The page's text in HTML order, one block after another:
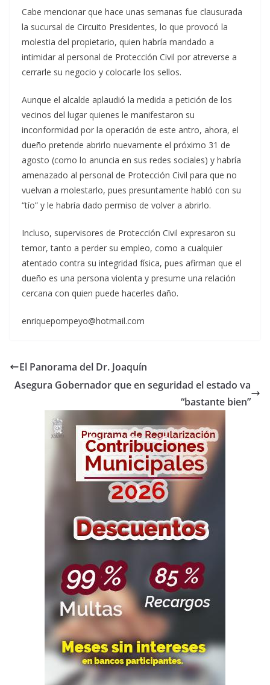
Cabe mencionar que hace unas semanas fue clausurada
la sucursal de Circuito Presidentes, lo que provocó la
molestia del propietario, quien habría mandado a
intimidar al personal de Protección Civil por atreverse a
cerrarle su negocio y colocarle los sellos.
Aunque el alcalde aplaudió la medida a petición de los
vecinos del lugar quienes le manifestaron su
inconformidad por la operación de este antro, ahora, el
dueño pretende abrirlo nuevamente el próximo 31 de
agosto (como lo anuncia en sus redes sociales) y habría
amenazado al personal de Protección Civil para que no
vuelvan a molestarlo, pues presuntamente habló con su
“tío” y le habría dado permiso de volver a abrirlo.
Incluso, supervisores de Protección Civil expresaron su
temor, tanto a perder su empleo, como a cualquier
atentado contra su integridad física, pues afirman que el
dueño es una persona violenta y presume una relación
cercana con quien puede hacerles daño.
enriquepompeyo@hotmail.com
El Panorama del Dr. Joaquín
Asegura Gobernador que en seguridad el estado va
“bastante bien”